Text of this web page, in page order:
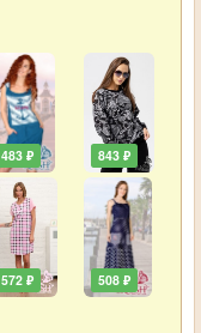
483 ₽
572 ₽
843 ₽
508 ₽